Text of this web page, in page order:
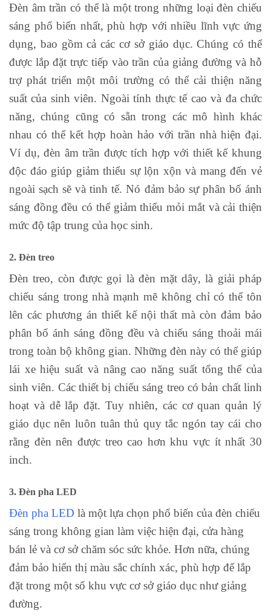
Đèn âm trần có thể là một trong những loại đèn chiếu
sáng phổ biến nhất, phù hợp với nhiều lĩnh vực ứng
dụng, bao gồm cả các cơ sở giáo dục. Chúng có thể
được lắp đặt trực tiếp vào trần của giảng đường và hỗ
trợ phát triển một môi trường có thể cải thiện năng
suất của sinh viên. Ngoài tính thực tế cao và đa chức
năng, chúng cũng có sẵn trong các mô hình khác
nhau có thể kết hợp hoàn hảo với trần nhà hiện đại.
Ví dụ, đèn âm trần được tích hợp với thiết kế khung
độc đáo giúp giảm thiểu sự lộn xộn và mang đến vẻ
ngoài sạch sẽ và tinh tế. Nó đảm bảo sự phân bố ánh
sáng đồng đều có thể giảm thiểu mỏi mắt và cải thiện
mức độ tập trung của học sinh.
2. Đèn treo
Đèn treo, còn được gọi là đèn mặt dây, là giải pháp
chiếu sáng trong nhà mạnh mẽ không chỉ có thể tôn
lên các phương án thiết kế nội thất mà còn đảm bảo
phân bổ ánh sáng đồng đều và chiếu sáng thoải mái
trong toàn bộ không gian. Những đèn này có thể giúp
lái xe hiệu suất và nâng cao năng suất tổng thể của
sinh viên. Các thiết bị chiếu sáng treo có bản chất linh
hoạt và dễ lắp đặt. Tuy nhiên, các cơ quan quản lý
giáo dục nên luôn tuân thủ quy tắc ngón tay cái cho
rằng đèn nên được treo cao hơn khu vực ít nhất 30
inch.
3. Đèn pha LED
Đèn pha LED là một lựa chọn phổ biến của đèn chiếu
sáng trong không gian làm việc hiện đại, cửa hàng
bán lẻ và cơ sở chăm sóc sức khỏe. Hơn nữa, chúng
đảm bảo hiển thị màu sắc chính xác, phù hợp để lắp
đặt trong một số khu vực cơ sở giáo dục như giảng
đường.